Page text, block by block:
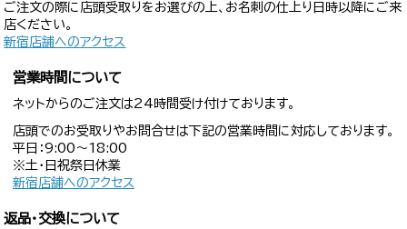
ご注文の際に店頭受取りをお選びの上、お名刺の仕上り日時以降にご来
店ください。
新宿店舗へのアクセス
営業時間について
ネットからのご注文は24時間受け付けております。
店頭でのお受取りやお問合せは下記の営業時間に対応しております。
平日：9:00〜18:00
※土・日祝祭日休業
新宿店舗へのアクセス
返品・交換について